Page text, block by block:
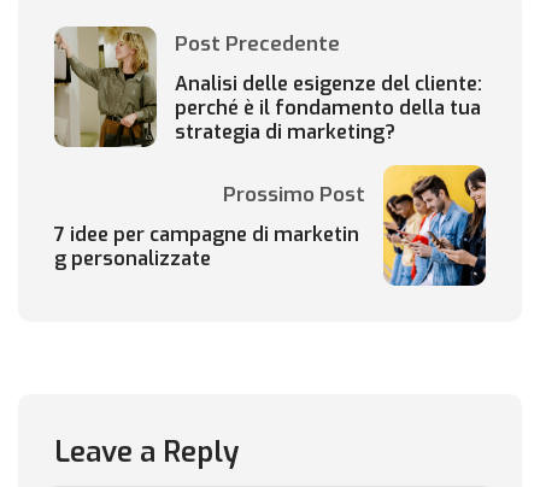
Post Precedente
Analisi delle esigenze del cliente:
perché è il fondamento della tua
strategia di marketing?
Prossimo Post
7 idee per campagne di marketin
g personalizzate
Leave a Reply